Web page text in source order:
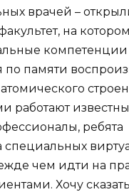
врачей –
на
компетенции
по памяти
работают
ребята
специальных
чем идти на
Хочу